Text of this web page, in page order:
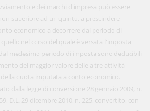
e dei marchi d'impresa può essere
superiore ad un quinto, a prescindere
economico a decorrere dal periodo di
nel corso del quale è versata l'imposta
medesimo periodo di imposta sono deducibili
del maggior valore delle altre attività
quota imputata a conto economico.
dalla legge di conversione 28 gennaio 2009, n.
D.L. 29 dicembre 2010, n. 225, convertito, con